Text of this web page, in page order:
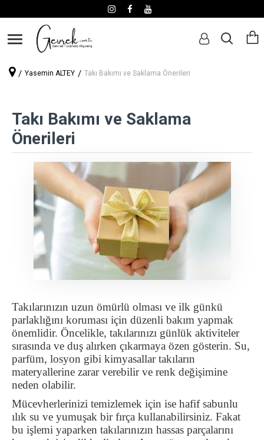
Yasemin ALTEY Takı Bakımı ve Saklama Önerileri
Takı Bakımı ve Saklama
Önerileri
Takılarınızın uzun ömürlü olması ve ilk günkü
parlaklığını koruması için düzenli bakım yapmak
önemlidir. Öncelikle, takılarınızı günlük aktiviteler
sırasında ve duş alırken çıkarmaya özen gösterin. Su,
parfüm, losyon gibi kimyasallar takıların
materyallerine zarar verebilir ve renk değişimine
neden olabilir.
Mücevherlerinizi temizlemek için ise hafif sabunlu
ılık su ve yumuşak bir fırça kullanabilirsiniz. Fakat
bu işlemi yaparken takılarınızın hassas parçalarını